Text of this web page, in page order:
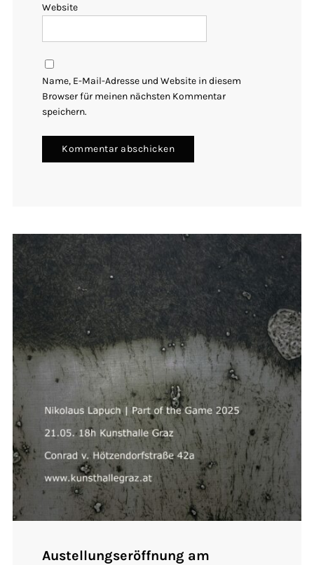
Website
Name, E-Mail-Adresse und Website in diesem
Browser für meinen nächsten Kommentar
speichern.
Austellungseröffnung am